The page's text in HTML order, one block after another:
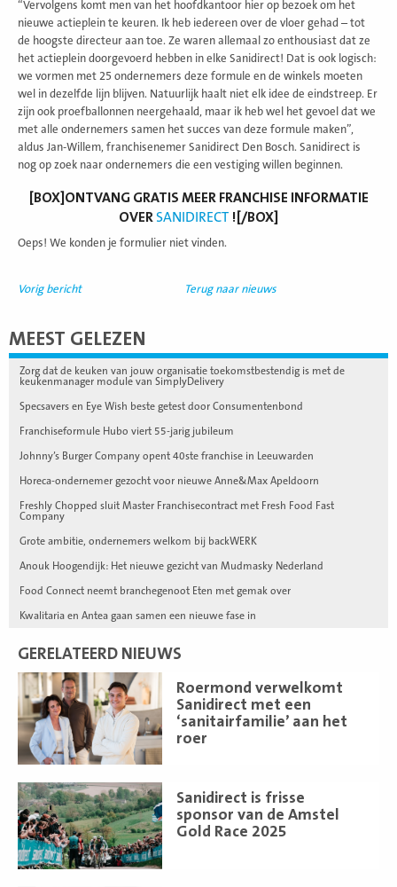
“Vervolgens komt men van het hoofdkantoor hier op bezoek om het
nieuwe actieplein te keuren. Ik heb iedereen over de vloer gehad – tot
de hoogste directeur aan toe. Ze waren allemaal zo enthousiast dat ze
het actieplein doorgevoerd hebben in elke Sanidirect! Dat is ook logisch:
we vormen met 25 ondernemers deze formule en de winkels moeten
wel in dezelfde lijn blijven. Natuurlijk haalt niet elk idee de eindstreep. Er
zijn ook proefballonnen neergehaald, maar ik heb wel het gevoel dat we
met alle ondernemers samen het succes van deze formule maken”,
aldus Jan-Willem, franchisenemer Sanidirect Den Bosch. Sanidirect is
nog op zoek naar ondernemers die een vestiging willen beginnen.
[BOX]ONTVANG GRATIS MEER FRANCHISE INFORMATIE
OVERSANIDIRECT ![/BOX]
Oeps! We konden je formulier niet vinden.
Vorig bericht Terug naar nieuws
MEEST GELEZEN
Zorg dat de keuken van jouw organisatie toekomstbestendig is met de
keukenmanager module van SimplyDelivery
Specsavers en Eye Wish beste getest door Consumentenbond
Franchiseformule Hubo viert 55-jarig jubileum
Johnny’s Burger Company opent 40ste franchise in Leeuwarden
Horeca-ondernemer gezocht voor nieuwe Anne&Max Apeldoorn
Freshly Chopped sluit Master Franchisecontract met Fresh Food Fast
Company
Grote ambitie, ondernemers welkom bij backWERK
Anouk Hoogendijk: Het nieuwe gezicht van Mudmasky Nederland
Food Connect neemt branchegenoot Eten met gemak over
Kwalitaria en Antea gaan samen een nieuwe fase in
GERELATEERD NIEUWS
Roermond verwelkomt
Sanidirect met een
‘sanitairfamilie’ aan het
roer
Lees
meer
Sanidirect is frisse
sponsor van de Amstel
Gold Race 2025
Lees
meer